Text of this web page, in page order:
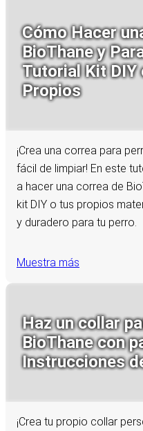
Cómo Hacer
BioThane y
Tutorial Kit
Propios
¡Crea una correa para
fácil de limpiar! En este
a hacer una correa de
kit DIY o tus propios
y duradero para tu perro.
Muestra más
Haz un collar
BioThane con
Instrucciones
¡Crea tu propio collar